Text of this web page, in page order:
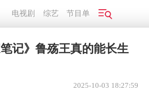
电视剧 综艺 节目单
笔记》鲁殇王真的能长生
2025-10-03 18:27:59